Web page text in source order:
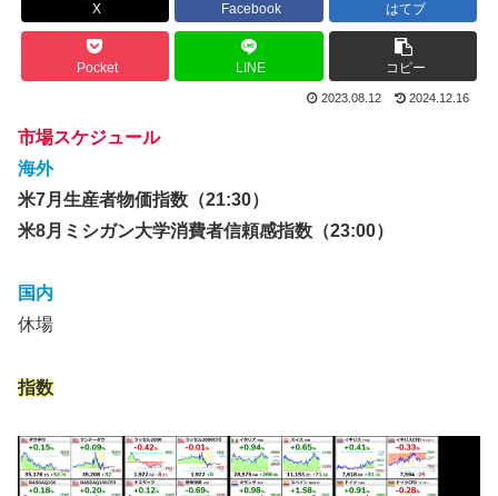
X Facebook はてブ
Pocket LINE コピー
2023.08.12 2024.12.16
市場スケジュール
海外
米7月生産者物価指数（21:30）
米8月ミシガン大学消費者信頼感指数（23:00）
国内
休場
指数